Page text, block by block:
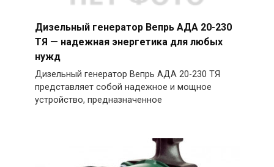
Дизельный генератор Вепрь АДА 20-230
ТЯ — надежная энергетика для любых
нужд
Дизельный генератор Вепрь АДА 20-230 ТЯ
представляет собой надежное и мощное
устройство, предназначенное